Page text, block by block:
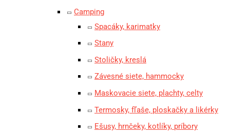
Camping
Spacáky, karimatky
Stany
Stoličky, kreslá
Závesné siete, hammocky
Maskovacie siete, plachty, celty
Termosky, fľaše, ploskačky a likérky
Ešusy, hrnčeky, kotlíky, príbory